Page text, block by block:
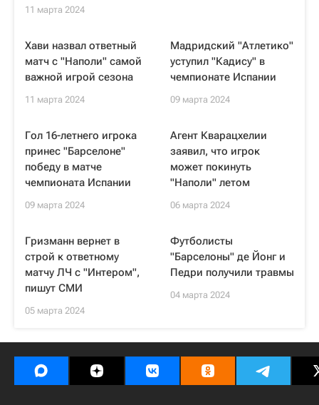
11 марта 2024
Хави назвал ответный
матч с "Наполи" самой
важной игрой сезона
11 марта 2024
Мадридский "Атлетико"
уступил "Кадису" в
чемпионате Испании
09 марта 2024
Гол 16-летнего игрока
принес "Барселоне"
победу в матче
чемпионата Испании
09 марта 2024
Агент Кварацхелии
заявил, что игрок
может покинуть
"Наполи" летом
06 марта 2024
Гризманн вернет в
строй к ответному
матчу ЛЧ с "Интером",
пишут СМИ
05 марта 2024
Футболисты
"Барселоны" де Йонг и
Педри получили травмы
04 марта 2024